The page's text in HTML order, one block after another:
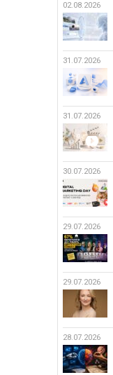
02.08.2026
31.07.2026
31.07.2026
30.07.2026
29.07.2026
29.07.2026
28.07.2026